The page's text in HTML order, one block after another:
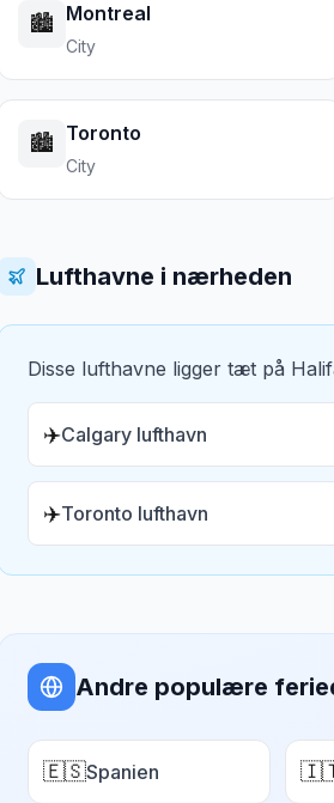
🏙️ Montreal
City
🏙️ Toronto
City
Lufthavne i nærheden
Disse lufthavne ligger tæt på
✈️Calgary lufthavn
✈️Toronto lufthavn
Andre populære
🇪🇸Spanien